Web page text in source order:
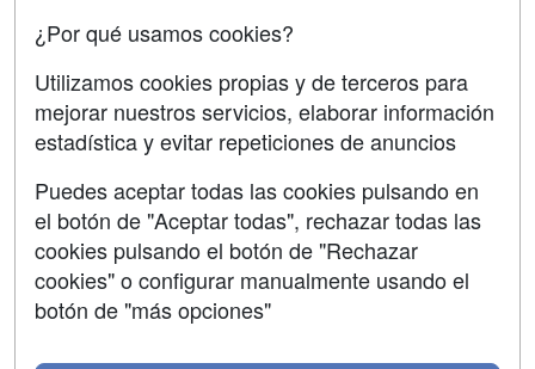
Copyleft
Grupo formazion:
¿Por qué usamos cookies?
Utilizamos cookies propias y de terceros para
mejorar nuestros servicios, elaborar información
estadística y evitar repeticiones de anuncios
Puedes aceptar todas las cookies pulsando en
el botón de "Aceptar todas", rechazar todas las
cookies pulsando el botón de "Rechazar
cookies" o configurar manualmente usando el
botón de "más opciones"